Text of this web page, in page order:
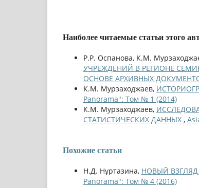
Наиболее читаемые статьи этого
Р.Р. Оспанова, К.М.
УЧРЕЖДЕНИЙ В РЕГИОНЕ
ОСНОВЕ АРХИВНЫХ
К.М. Мурзаходжаев,
Panorama": Том № 1 (2014)
К.М. Мурзаходжаев,
СТАТИСТИЧЕСКИХ ДАННЫХ ,
Похожие статьи
Н.Д. Нұртазина, НОВЫЙ
Panorama": Том № 4 (2016)